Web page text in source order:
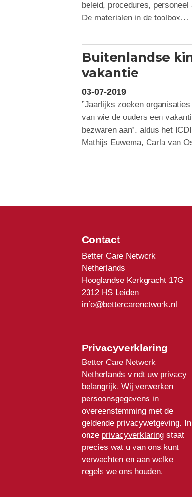
beleid, procedures, personeel
De materialen in de toolbox…
Buitenlandse
vakantie
03-07-2019
”Jaarlijks zoeken
van wie de ouders een
bezwaren aan”, aldus het
Mathijs Euwema, Carla van
Contact
Better Care Network
Netherlands
Hooglandse Kerkgracht 17G
2312 HS Leiden
info@bettercarenetwork.nl
Privacyverklaring
Better Care Network
Netherlands vindt uw privacy
belangrijk. Wij verwerken
persoonsgegevens in
overeenstemming met de
geldende privacywetgeving. In
onze privacyverklaringstaat
precies wat u van ons kunt
verwachten en aan welke
regels we ons houden.